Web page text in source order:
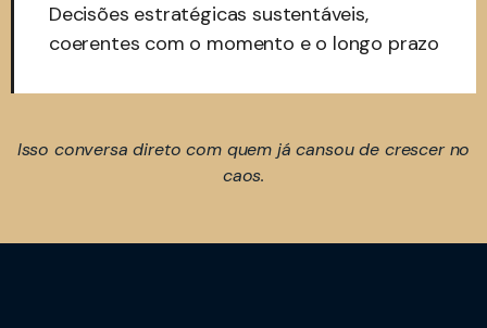
Decisões estratégicas sustentáveis,
coerentes com o momento e o longo prazo
Isso conversa direto com quem já cansou de crescer no
caos.